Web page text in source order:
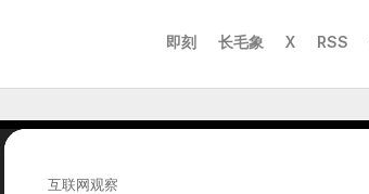
即刻 长毛象 X RSS
互联网观察